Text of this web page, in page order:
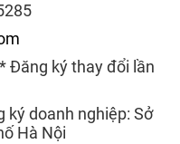
Đăng ký thay đổi lần
ký doanh nghiệp: Sở
Hà Nội